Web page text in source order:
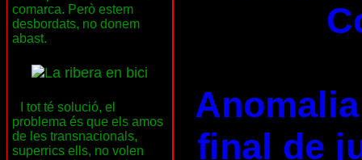
comarca. Però estem
desbordats, no donem
abast.
I tot té solució, el
problema és que els amos
de les transnacionals,
superrics ells, no volen
final de